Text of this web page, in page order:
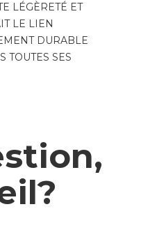
LÉGÈRETÉ ET
LE LIEN
DURABLE
TOUTES SES